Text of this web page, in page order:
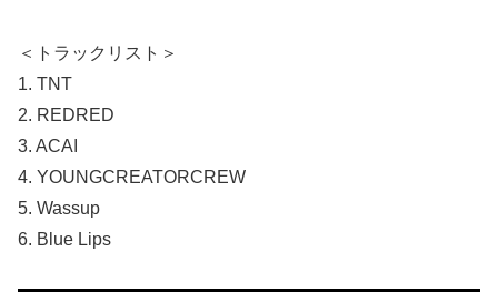
＜トラックリスト＞
1. TNT
2. REDRED
3. ACAI
4. YOUNGCREATORCREW
5. Wassup
6. Blue Lips